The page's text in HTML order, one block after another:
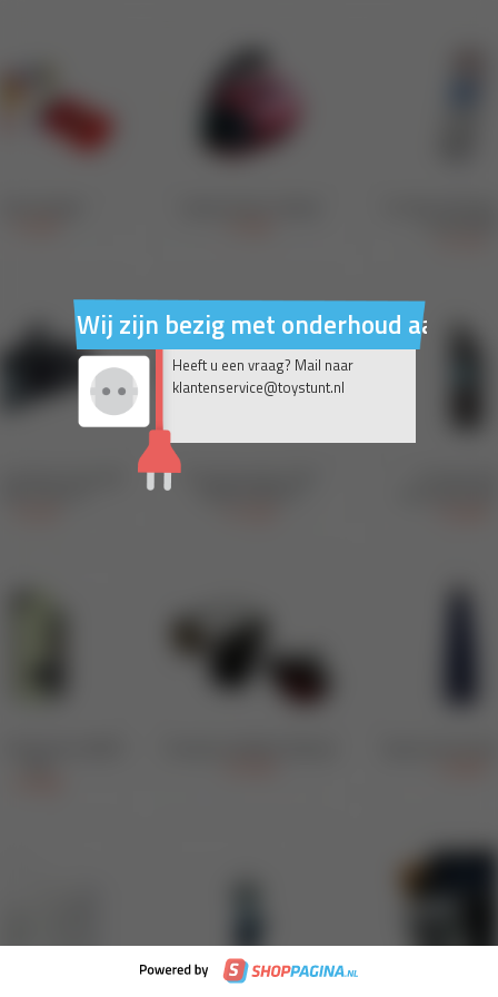
Wij zijn bezig met onderhoud aan
Heeft u een vraag? Mail naar
klantenservice@toystunt.nl